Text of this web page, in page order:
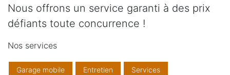
Nous offrons un service garanti à des prix
défiants toute concurrence !
Nos services
Garage mobile Entretien Services